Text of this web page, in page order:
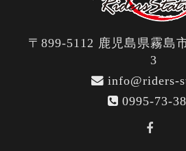
〒899-5112 鹿児島県霧島
3
info@riders-
0995-73-